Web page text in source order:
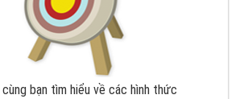
bạn tìm hiểu về các hình thức